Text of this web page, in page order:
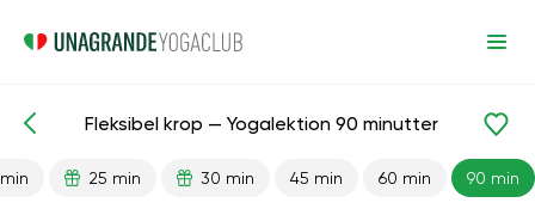
Færdiglavede lektioner Fleksibilitet
Fleksibel krop — Yogalektion 90 minutter
25 min 30 min 45 min 60 min 90 min